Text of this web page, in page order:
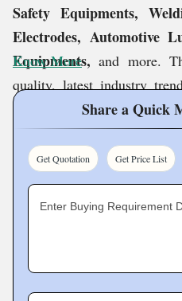
Safety Equipments,
Electrodes, Automotive
Equipments, and more.
quality, latest industry
provide the best
applications & industries.
products that show both
performance. Also, the
excellent client service
approach and rich market
Know More
Share a Quick
Get Quotation Get Price List
Enter Buying Requirement